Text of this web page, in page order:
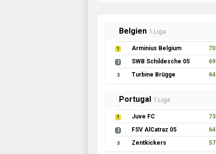
Belgien 1.Liga
1 Arminius Belgium 70
2 SWB Schildesche 05 69
3 Turbine Brügge 64
Portugal 1.Liga
1 Juve FC 73
2 FSV AlCatraz 05 64
3 Zentkickers 57